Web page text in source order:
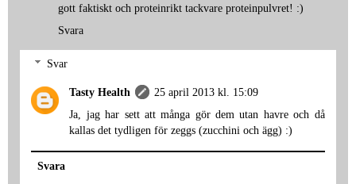
gott faktiskt och proteinrikt tackvare proteinpulvret! :)
Svara
Svar
Tasty Health
25 april 2013 kl. 15:09
Ja, jag har sett att många gör dem utan havre och då
kallas det tydligen för zeggs (zucchini och ägg) :)
Svara